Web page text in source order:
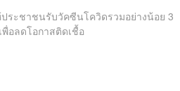
ระชาชนรับวัคซีนโควิดรวมอย่างน้อย 3
อลดโอกาสติดเชื้อ